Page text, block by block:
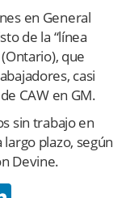
en General
de la “línea
que
casi
CAW en GM.
sin trabajo en
plazo, según
Devine.